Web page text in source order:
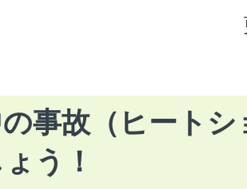
事故（ヒート
う！